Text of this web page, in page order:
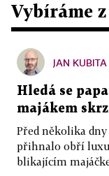
Vybíráme
JAN KUBITA
Hledá se
majákem
Před několika
přihnalo obří
blikajícím